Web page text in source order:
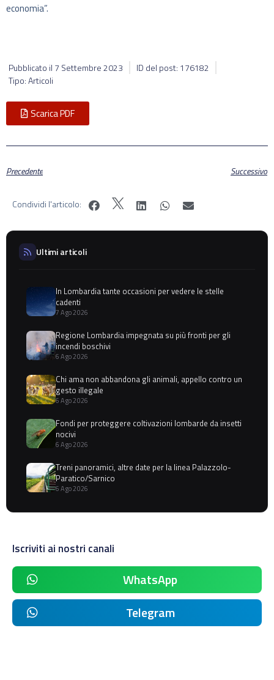
economia”.
Pubblicato il 7 Settembre 2023
ID del post: 176182
Tipo: Articoli
Scarica PDF
Precedente Successivo
Condividi l'articolo:
Ultimi articoli
In Lombardia tante occasioni per vedere le stelle
cadenti
7 Ago 2026
Regione Lombardia impegnata su più fronti per gli
incendi boschivi
6 Ago 2026
Chi ama non abbandona gli animali, appello contro un
gesto illegale
6 Ago 2026
Fondi per proteggere coltivazioni lombarde da insetti
nocivi
6 Ago 2026
Treni panoramici, altre date per la linea Palazzolo-
Paratico/Sarnico
6 Ago 2026
Iscriviti ai nostri canali
WhatsApp
Telegram